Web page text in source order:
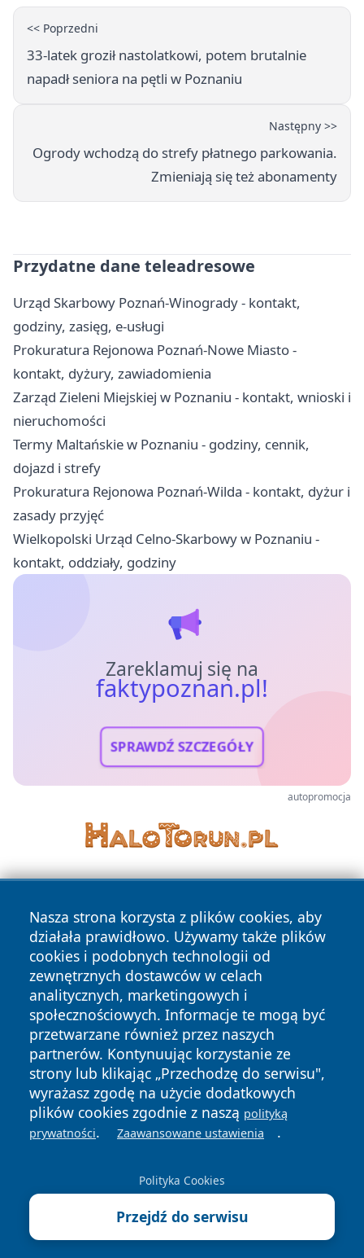
<< Poprzedni
33-latek groził nastolatkowi, potem brutalnie
napadł seniora na pętli w Poznaniu
Następny >>
Ogrody wchodzą do strefy płatnego parkowania.
Zmieniają się też abonamenty
Przydatne dane teleadresowe
Urząd Skarbowy Poznań-Winogrady - kontakt,
godziny, zasięg, e-usługi
Prokuratura Rejonowa Poznań-Nowe Miasto -
kontakt, dyżury, zawiadomienia
Zarząd Zieleni Miejskiej w Poznaniu - kontakt, wnioski i
nieruchomości
Termy Maltańskie w Poznaniu - godziny, cennik,
dojazd i strefy
Prokuratura Rejonowa Poznań-Wilda - kontakt, dyżur i
zasady przyjęć
Wielkopolski Urząd Celno-Skarbowy w Poznaniu -
kontakt, oddziały, godziny
Zareklamuj się na
faktypoznan.pl!
SPRAWDŹ SZCZEGÓŁY
autopromocja
Nasza strona korzysta z plików cookies, aby
działała prawidłowo. Używamy także plików
cookies i podobnych technologii od
zewnętrznych dostawców w celach
analitycznych, marketingowych i
społecznościowych. Informacje te mogą być
przetwarzane również przez naszych
partnerów. Kontynuując korzystanie ze
strony lub klikając „Przechodzę do serwisu",
wyrażasz zgodę na użycie dodatkowych
plików cookies zgodnie z naszą polityką
prywatności. Zaawansowane ustawienia .
Polityka Cookies
Przejdź do serwisu
Copyright © 2026 faktypoznan.pl Wszystkie prawa
zastrzeżone.
News Autorzy
Polityka
Prywatności
Polityka
Cookies